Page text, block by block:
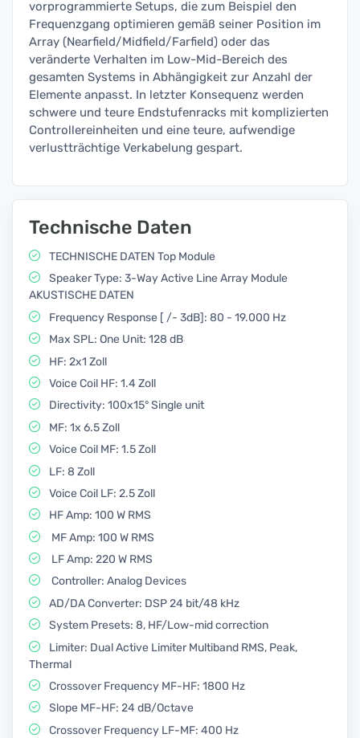
vorprogrammierte Setups, die zum Beispiel den
Frequenzgang optimieren gemäß seiner Position im
Array (Nearfield/Midfield/Farfield) oder das
veränderte Verhalten im Low-Mid-Bereich des
gesamten Systems in Abhängigkeit zur Anzahl der
Elemente anpasst. In letzter Konsequenz werden
schwere und teure Endstufenracks mit komplizierten
Controllereinheiten und eine teure, aufwendige
verlustträchtige Verkabelung gespart.
Technische Daten
TECHNISCHE DATEN Top Module
Speaker Type: 3-Way Active Line Array Module
AKUSTISCHE DATEN
Frequency Response [ /- 3dB]: 80 - 19.000 Hz
Max SPL: One Unit: 128 dB
HF: 2x1 Zoll
Voice Coil HF: 1.4 Zoll
Directivity: 100x15° Single unit
MF: 1x 6.5 Zoll
Voice Coil MF: 1.5 Zoll
LF: 8 Zoll
Voice Coil LF: 2.5 Zoll
HF Amp: 100 W RMS
MF Amp: 100 W RMS
LF Amp: 220 W RMS
Controller: Analog Devices
AD/DA Converter: DSP 24 bit/48 kHz
System Presets: 8, HF/Low-mid correction
Limiter: Dual Active Limiter Multiband RMS, Peak,
Thermal
Crossover Frequency MF-HF: 1800 Hz
Slope MF-HF: 24 dB/Octave
Crossover Frequency LF-MF: 400 Hz